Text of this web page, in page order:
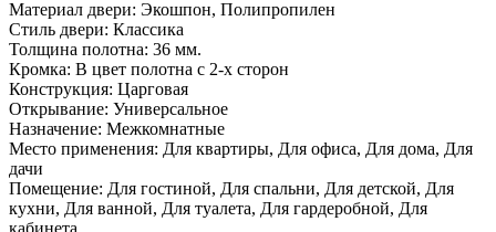
Материал двери: Экошпон, Полипропилен
Стиль двери: Классика
Толщина полотна: 36 мм.
Кромка: В цвет полотна с 2-х сторон
Конструкция: Царговая
Открывание: Универсальное
Назначение: Межкомнатные
Место применения: Для квартиры, Для офиса, Для дома, Для
дачи
Помещение: Для гостиной, Для спальни, Для детской, Для
кухни, Для ванной, Для туалета, Для гардеробной, Для
кабинета